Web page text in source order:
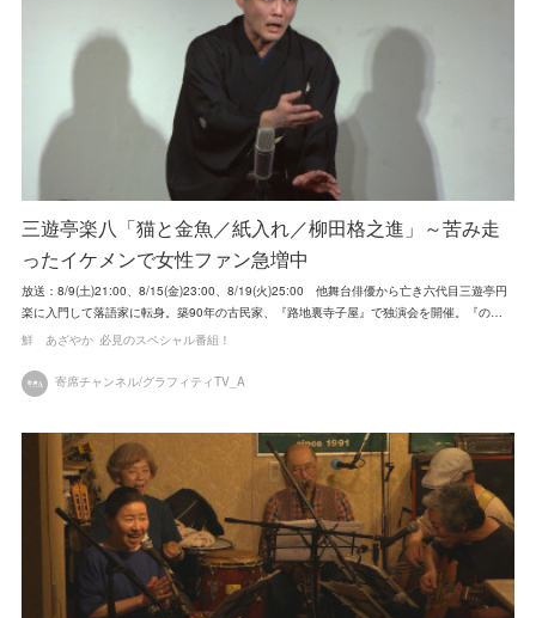
三遊亭楽八「猫と金魚／紙入れ／柳田格之進」～苦み走
ったイケメンで女性ファン急増中
放送：8/9(土)21:00、8/15(金)23:00、8/19(火)25:00 他舞台俳優から亡き六代目三遊亭円
楽に入門して落語家に転身。築90年の古民家、『路地裏寺子屋』で独演会を開催。『の…
鮮 あざやか 必見のスペシャル番組！
寄席チャンネル/グラフィティTV_A